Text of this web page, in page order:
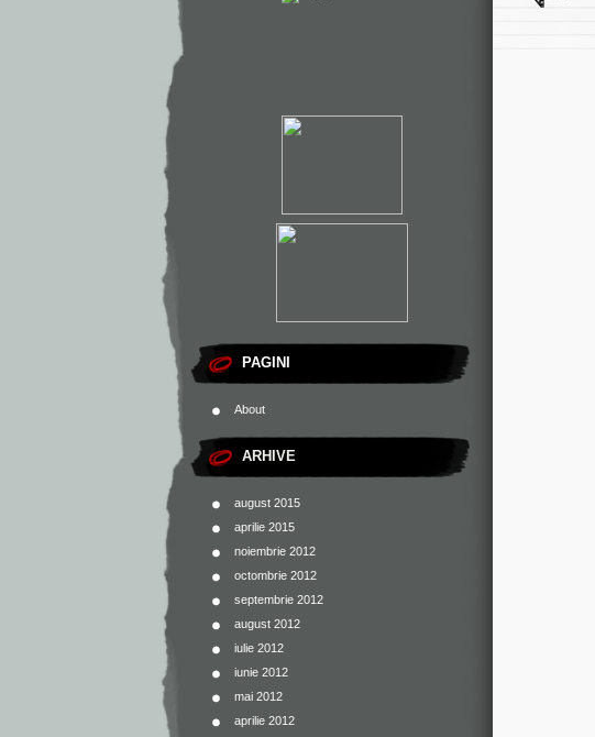
PAGINI
About
ARHIVE
august 2015
aprilie 2015
noiembrie 2012
octombrie 2012
septembrie 2012
august 2012
iulie 2012
iunie 2012
mai 2012
aprilie 2012